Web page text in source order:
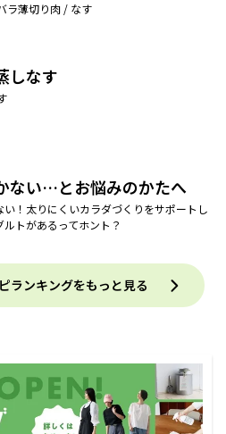
ラ薄切り肉 / なす
しなす
ない…とお悩みのかたへ
い！太りにくいカラダづくりをサポートし
トがあるってホント？
ランキングをもっと見る